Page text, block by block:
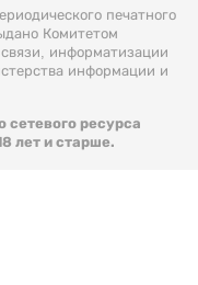
печатного
Комитетом
информатизации
информации и
ресурса
лет и старше.